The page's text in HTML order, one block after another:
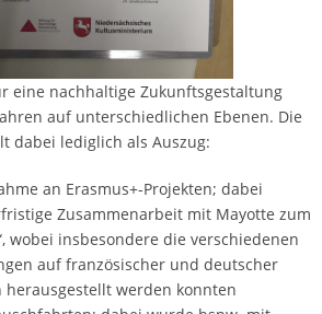
eine nachhaltige Zukunftsgestaltung
auf unterschiedlichen Ebenen. Die
dabei lediglich als Auszug:
an Erasmus+-Projekten; dabei
Zusammenarbeit mit Mayotte zum
wobei insbesondere die verschiedenen
auf französischer und deutscher
herausgestellt werden konnten